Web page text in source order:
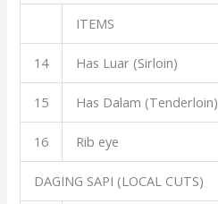
ITEMS
14 Has Luar (Sirloin)
15 Has Dalam (Tenderloin)
16 Rib eye
DAGING SAPI (LOCAL CUTS)